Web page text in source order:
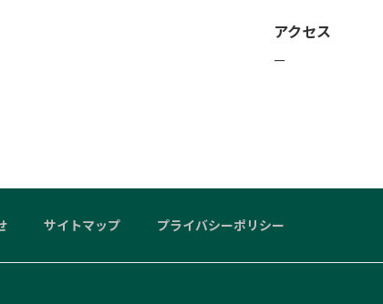
アクセス
ー
サイトマップ プライバシーポリシー